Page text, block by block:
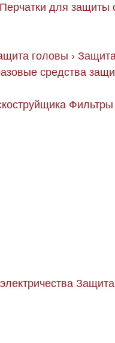
Перчатки для защиты
головы ›
средства
Фильтры
Защита